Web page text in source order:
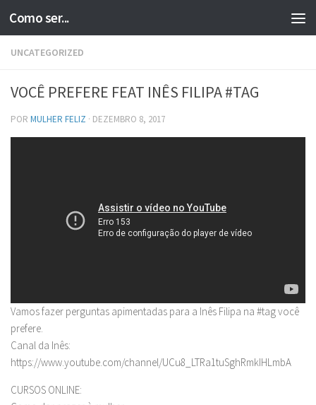
Skip to content
Como ser...
UNCATEGORIZED
VOCÊ PREFERE FEAT INÊS FILIPA #TAG
POR MULHER FELIZ · DEZEMBRO 8, 2017
Vamos fazer perguntas apimentadas para a Inês Filipa na #tag você
prefere.
Canal da Inês:
https://www.youtube.com/channel/UCu8_LTRa1tuSghRmkIHLmbA
CURSOS ONLINE: